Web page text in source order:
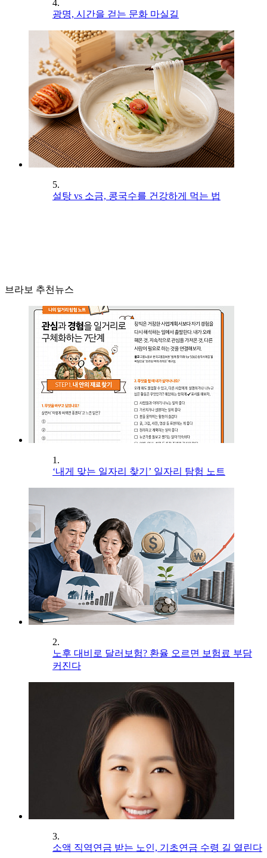
4.
광명, 시간을 걷는 문화 마실길
5.
설탕 vs 소금, 콩국수를 건강하게 먹는 법
브라보 추천뉴스
1.
‘내게 맞는 일자리 찾기’ 일자리 탐험 노트
2.
노후 대비로 달러보험? 환율 오르면 보험료 부담
커진다
3.
소액 직역연금 받는 노인, 기초연금 수령 길 열린다